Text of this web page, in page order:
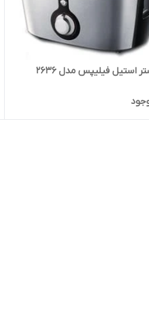
استیل فیلیپس مدل 2636